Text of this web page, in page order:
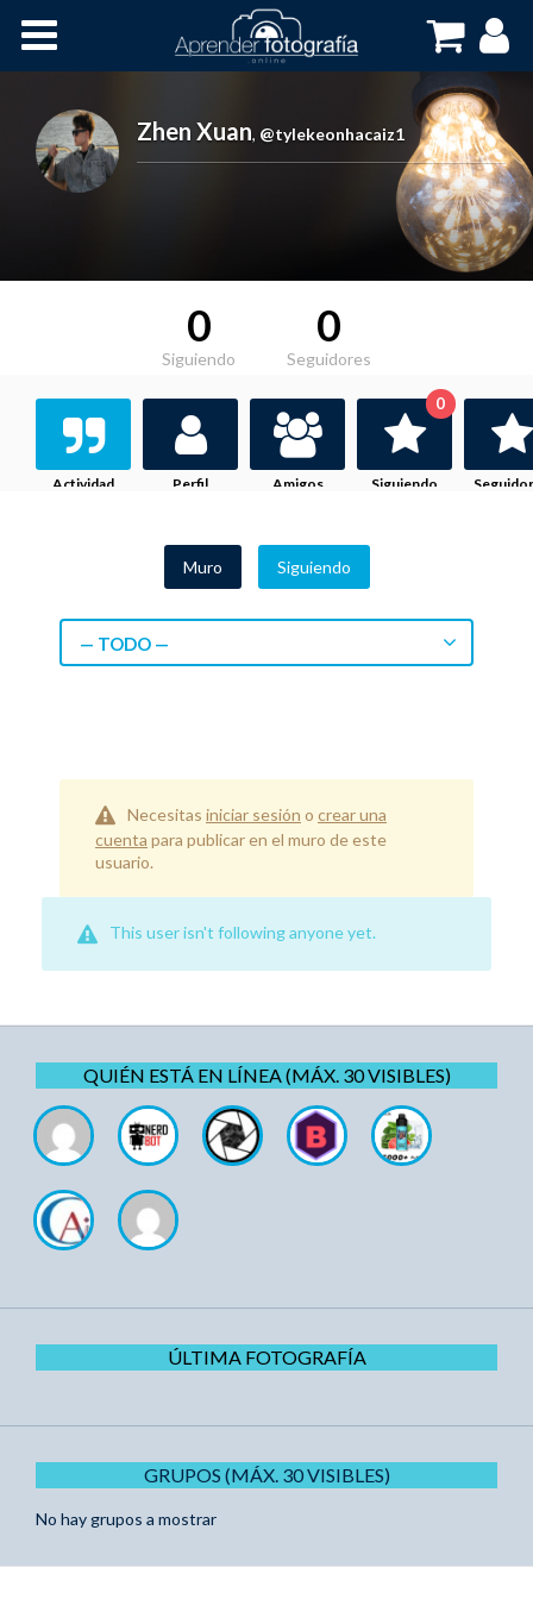
Cursos OnLine
Zhen Xuan, @tylekeonhacaiz1
0
Siguiendo
0
Seguidores
Actividad Perfil Amigos Siguiendo
0
Muro Siguiendo
— TODO —
Necesitas iniciar sesión o crear una
cuenta para publicar en el muro de este
usuario.
This user isn't following anyone yet.
QUIÉN ESTÁ EN LÍNEA (MÁX. 30 VISIBLES)
ÚLTIMA FOTOGRAFÍA
GRUPOS (MÁX. 30 VISIBLES)
No hay grupos a mostrar